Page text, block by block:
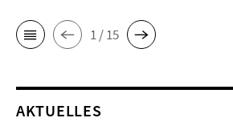
1 / 15
AKTUELLES